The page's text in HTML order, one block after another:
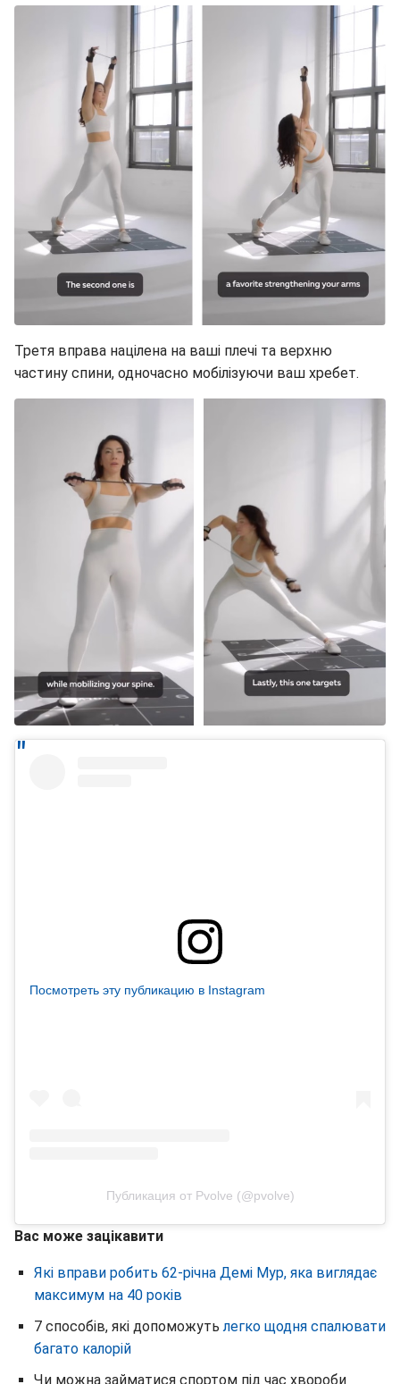
Третя вправа націлена на ваші плечі та верхню
частину спини, одночасно мобілізуючи ваш хребет.
Посмотреть эту публикацию в Instagram
Публикация от Pvolve (@pvolve)
Вас може зацікавити
Які вправи робить 62-річна Демі Мур, яка виглядає
максимум на 40 років
7 способів, які допоможутьлегко щодня спалювати
багато калорій
Чи можна займатися спортом під час хвороби